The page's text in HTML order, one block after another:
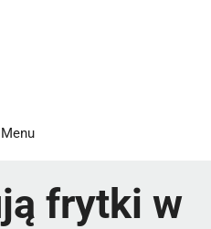
Menu
frytki w